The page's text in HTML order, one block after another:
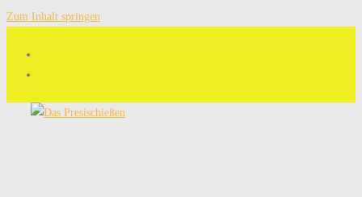
Zum Inhalt springen